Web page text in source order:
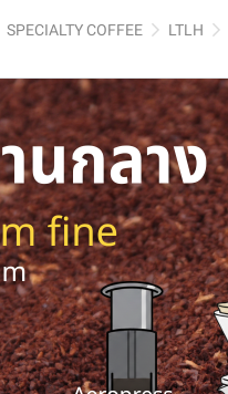
SPECIALTY COFFEE LTLH